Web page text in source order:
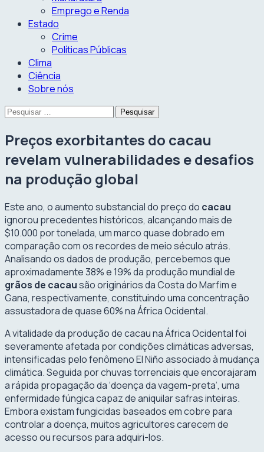
Emprego e Renda
Estado
Crime
Políticas Públicas
Clima
Ciência
Sobre nós
Pesquisar
Preços exorbitantes do cacau
revelam vulnerabilidades e desafios
na produção global
Este ano, o aumento substancial do preço do cacau
ignorou precedentes históricos, alcançando mais de
$10.000 por tonelada, um marco quase dobrado em
comparação com os recordes de meio século atrás.
Analisando os dados de produção, percebemos que
aproximadamente 38% e 19% da produção mundial de
grãos de cacausão originários da Costa do Marfim e
Gana, respectivamente, constituindo uma concentração
assustadora de quase 60% na África Ocidental.
A vitalidade da produção de cacau na África Ocidental foi
severamente afetada por condições climáticas adversas,
intensificadas pelo fenômeno El Niño associado à mudança
climática. Seguida por chuvas torrenciais que encorajaram
a rápida propagação da ‘doença da vagem-preta’, uma
enfermidade fúngica capaz de aniquilar safras inteiras.
Embora existam fungicidas baseados em cobre para
controlar a doença, muitos agricultores carecem de
acesso ou recursos para adquiri-los.